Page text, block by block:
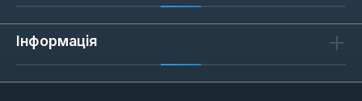
Інформація